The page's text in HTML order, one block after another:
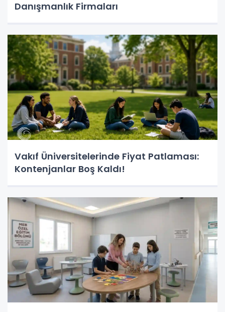
Danışmanlık Firmaları
Vakıf Üniversitelerinde Fiyat Patlaması:
Kontenjanlar Boş Kaldı!